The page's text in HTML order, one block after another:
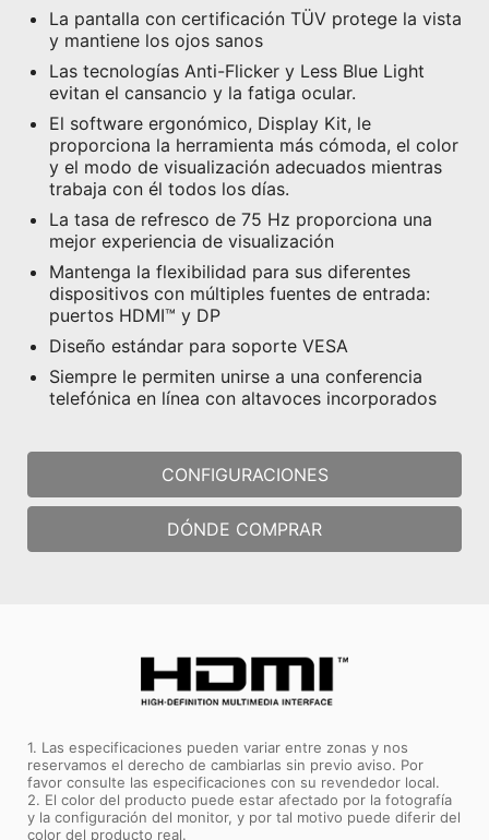
La pantalla con certificación TÜV protege la vista
y mantiene los ojos sanos
Las tecnologías Anti-Flicker y Less Blue Light
evitan el cansancio y la fatiga ocular.
El software ergonómico, Display Kit, le
proporciona la herramienta más cómoda, el color
y el modo de visualización adecuados mientras
trabaja con él todos los días.
La tasa de refresco de 75 Hz proporciona una
mejor experiencia de visualización
Mantenga la flexibilidad para sus diferentes
dispositivos con múltiples fuentes de entrada:
puertos HDMI™ y DP
Diseño estándar para soporte VESA
Siempre le permiten unirse a una conferencia
telefónica en línea con altavoces incorporados
CONFIGURACIONES
DÓNDE COMPRAR
1. Las especificaciones pueden variar entre zonas y nos
reservamos el derecho de cambiarlas sin previo aviso. Por
favor consulte las especificaciones con su revendedor local.
2. El color del producto puede estar afectado por la fotografía
y la configuración del monitor, y por tal motivo puede diferir del
color del producto real.